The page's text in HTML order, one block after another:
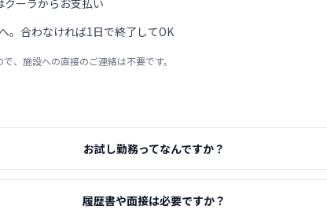
ーラからお支払い
。合わなければ1日で終了してOK
、施設への直接のご連絡は不要です。
お試し勤務ってなんですか？
履歴書や面接は必要ですか？